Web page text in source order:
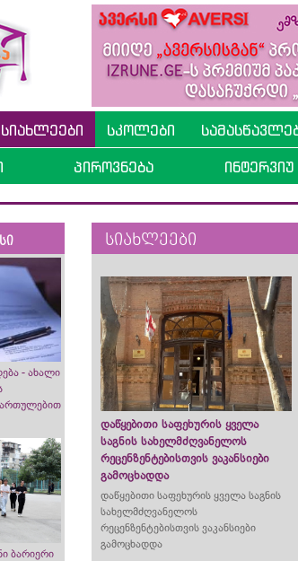
სიახლეები სკოლები
პიროვნება ინტერვიუ
- ახალი
ბარიერი
სიახლეები
დაწყებითი საფეხურის ყველა
საგნის სახელმძღვანელოს
რეცენზენტებისთვის ვაკანსიები
გამოცხადდა
დაწყებითი საფეხურის ყველა საგნის
სახელმძღვანელოს
რეცენზენტებისთვის ვაკანსიები
გამოცხადდა